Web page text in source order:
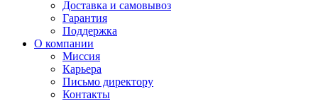
Доставка и самовывоз
Гарантия
Поддержка
О компании
Миссия
Карьера
Письмо директору
Контакты